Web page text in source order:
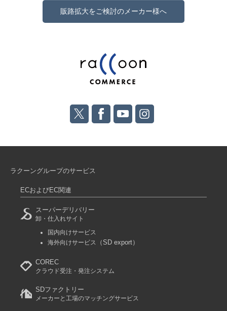
販路拡大をご検討のメーカー様へ
ラクーングループのサービス
ECおよびEC関連
スーパーデリバリー
卸・仕入れサイト
国内向けサービス
海外向けサービス
（SD export）
COREC
クラウド受注・発注システム
SDファクトリー
メーカーと工場のマッチングサービス